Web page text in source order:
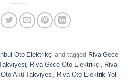
Oto Elektrikçi and tagged Riva Gece
, Riva Gece Oto Elektrikçi, Riva
Oto Akü Takviyesi, Riva Oto Elektrik Yol